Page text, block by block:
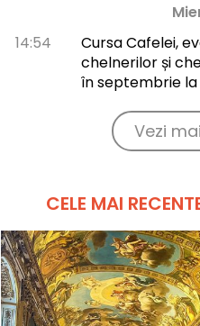
14:54
Cursa Cafelei,
chelnerilor și
în septembrie la
Vezi
CELE MAI